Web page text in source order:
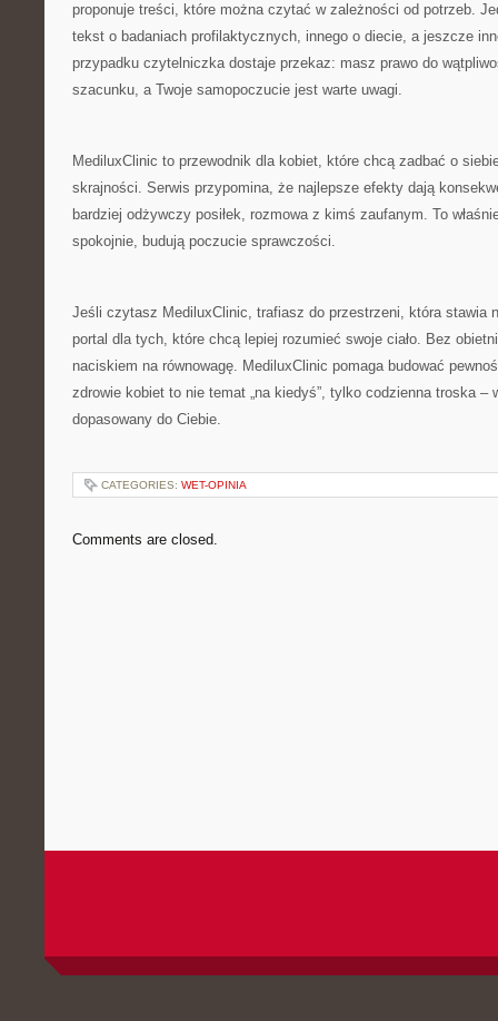
proponuje treści, które można czytać w zależności od potrzeb.
tekst o badaniach profilaktycznych, innego o diecie, a jeszcze
przypadku czytelniczka dostaje przekaz: masz prawo do
szacunku, a Twoje samopoczucie jest warte uwagi.
MediluxClinic to przewodnik dla kobiet, które chcą zadbać o
skrajności. Serwis przypomina, że najlepsze efekty dają
bardziej odżywczy posiłek, rozmowa z kimś zaufanym. To
spokojnie, budują poczucie sprawczości.
Jeśli czytasz MediluxClinic, trafiasz do przestrzeni, która stawia
portal dla tych, które chcą lepiej rozumieć swoje ciało. Bez
naciskiem na równowagę. MediluxClinic pomaga budować
zdrowie kobiet to nie temat „na kiedyś”, tylko codzienna troska –
dopasowany do Ciebie.
CATEGORIES: WET-OPINIA
Comments are closed.